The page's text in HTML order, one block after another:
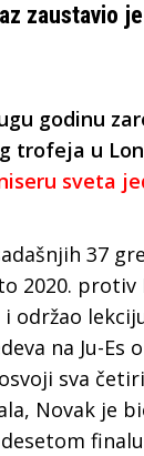
zaustavio
godinu
trofeja u
sveta
37
2020. protiv
održao
na Ju-Es
sva
Novak je